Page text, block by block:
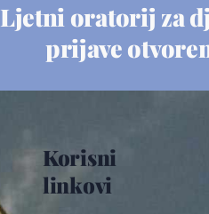
Ljetni oratorij za
prijave
Korisni
linkovi